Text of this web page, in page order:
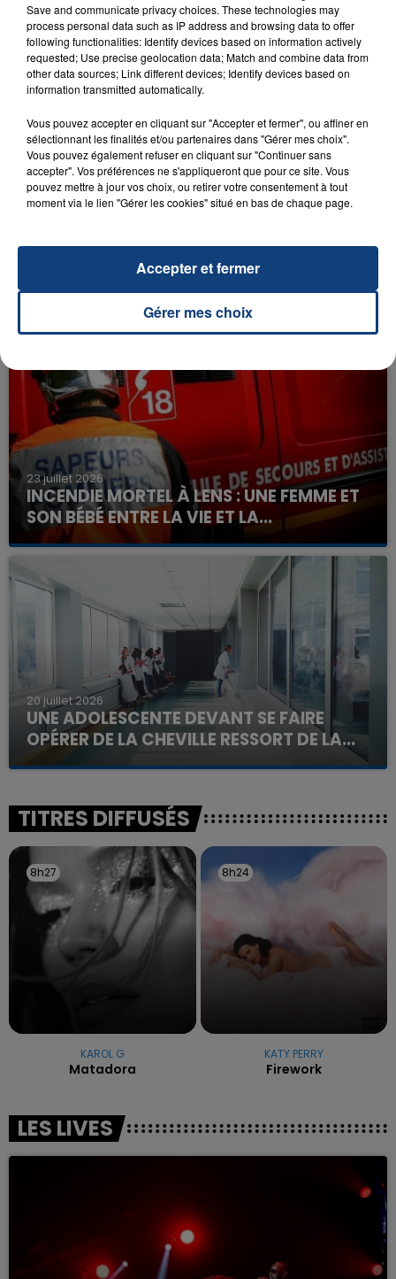
Matadora
KAROL G
23 juillet 2026
INCENDIE MORTEL À LENS : UNE FEMME ET
SON BÉBÉ ENTRE LA VIE ET LA...
Un homme s'est immolé par le feu après avoir
aspergé sa compagne et leur bébé de trois mois
d'un liquide inflammable.
20 juillet 2026
UNE ADOLESCENTE DEVANT SE FAIRE
OPÉRER DE LA CHEVILLE RESSORT DE LA...
La famille a porté plainte contre la clinique qui a
excuses.
TITRES DIFFUSÉS
8h27
8h27
KAROL G
Matadora
8h24
8h24
KATY PERRY
Firework
LES LIVES
Save and communicate privacy choices. These technologies may
process personal data such as IP address and browsing data to offer
following functionalities: Identify devices based on information actively
requested; Use precise geolocation data; Match and combine data from
other data sources; Link different devices; Identify devices based on
information transmitted automatically.
Vous pouvez accepter en cliquant sur "Accepter et fermer", ou affiner en
sélectionnant les finalités et/ou partenaires dans "Gérer mes choix".
Vous pouvez également refuser en cliquant sur "Continuer sans
accepter". Vos préférences ne s'appliqueront que pour ce site. Vous
pouvez mettre à jour vos choix, ou retirer votre consentement à tout
moment via le lien "Gérer les cookies" situé en bas de chaque page.
Gérer mes choix
Accepter et fermer